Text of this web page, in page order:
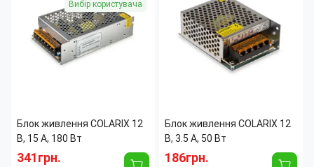
115 мм
Вес:0.5 кг
Высота:50 мм
Вибір користувача
Блок живлення COLARIX 12
В, 15 А, 180 Вт
341грн.
Блок живлення COLARIX 12
В, 3.5 А, 50 Вт
186грн.